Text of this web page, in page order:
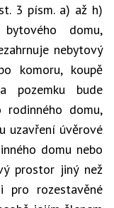
3 písm. a) až h)
domu,
nebytový
komoru, koupě
pozemku bude
rodinného domu,
uzavření úvěrové
domu nebo
prostor jiný než
pro rozestavěné